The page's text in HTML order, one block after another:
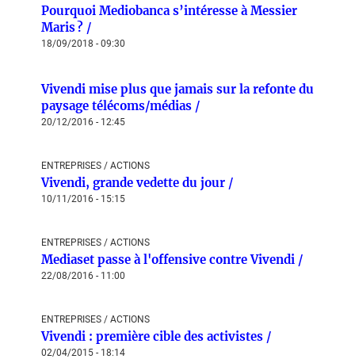
Pourquoi Mediobanca s’intéresse à Messier
Maris ? /
18/09/2018 - 09:30
Vivendi mise plus que jamais sur la refonte du
paysage télécoms/médias /
20/12/2016 - 12:45
ENTREPRISES / ACTIONS
Vivendi, grande vedette du jour /
10/11/2016 - 15:15
ENTREPRISES / ACTIONS
Mediaset passe à l'offensive contre Vivendi /
22/08/2016 - 11:00
ENTREPRISES / ACTIONS
Vivendi : première cible des activistes /
02/04/2015 - 18:14